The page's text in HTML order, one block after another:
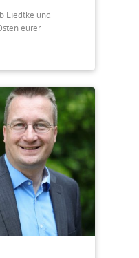
Liedtke und
eurer